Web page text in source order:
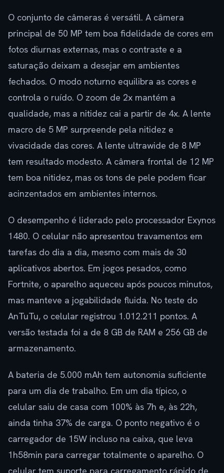
O conjunto de câmeras é versátil. A câmera
principal de 50 MP tem boa fidelidade de cores em
fotos diurnas externas, mas o contraste e a
saturação deixam a desejar em ambientes
fechados. O modo noturno equilibra as cores e
controla o ruído. O zoom de 2x mantém a
qualidade, mas a nitidez cai a partir de 4x. A lente
macro de 5 MP surpreende pela nitidez e
vivacidade das cores. A lente ultrawide de 8 MP
tem resultado modesto. A câmera frontal de 12 MP
tem boa nitidez, mas os tons de pele podem ficar
acinzentados em ambientes internos.
O desempenho é liderado pelo processador Exynos
1480. O celular não apresentou travamentos em
tarefas do dia a dia, mesmo com mais de 30
aplicativos abertos. Em jogos pesados, como
Fortnite, o aparelho aqueceu após poucos minutos,
mas manteve a jogabilidade fluida. No teste do
AnTuTu, o celular registrou 1.012.211 pontos. A
versão testada foi a de 8 GB de RAM e 256 GB de
armazenamento.
A bateria de 5.000 mAh tem autonomia suficiente
para um dia de trabalho. Em um dia típico, o
celular saiu de casa com 100% às 7h e, às 22h,
ainda tinha 37% de carga. O ponto negativo é o
carregador de 15W incluso na caixa, que leva
1h58min para carregar totalmente o aparelho. O
celular tem suporte para carregamento rápido de